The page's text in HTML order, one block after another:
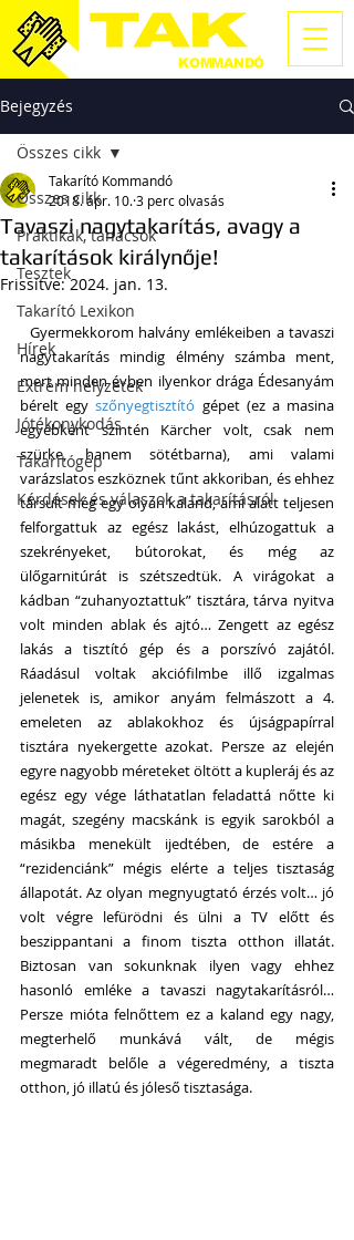
KOMMANDÓ
Bejegyzés
Összes cikk
Praktikák, tanácsok
Tesztek
Takarító Lexikon
Hírek
Extrém helyzetek
Jótékonykodás
Takarítógép
Kérdések és válaszok a takarításról
Összes cikk
Tavaszi nagytakarítás, avagy a
takarítások királynője!
Takarító Kommandó
2018. ápr. 10.3 perc olvasás
Frissítve:2024. jan. 13.
nagytakarítás mindig élmény számba ment,
mert minden évben ilyenkor drága Édesanyám
bérelt egy szőnyegtisztító gépet (ez a masina
egyébként szintén Kärcher volt, csak nem
szürke, hanem sötétbarna), ami valami
varázslatos eszköznek tűnt akkoriban, és ehhez
társult még egy olyan kaland, ami alatt teljesen
felforgattuk az egész lakást, elhúzogattuk a
szekrényeket, bútorokat, és még az
ülőgarnitúrát is szétszedtük. A virágokat a
kádban “zuhanyoztattuk” tisztára, tárva nyitva
volt minden ablak és ajtó… Zengett az egész
lakás a tisztító gép és a porszívó zajától.
Ráadásul voltak akciófilmbe illő izgalmas
jelenetek is, amikor anyám felmászott a 4.
emeleten az ablakokhoz és újságpapírral
tisztára nyekergette azokat. Persze az elején
egyre nagyobb méreteket öltött a kupleráj és az
egész egy vége láthatatlan feladattá nőtte ki
magát, szegény macskánk is egyik sarokból a
másikba menekült ijedtében, de estére a
“rezidenciánk” mégis elérte a teljes tisztaság
állapotát. Az olyan megnyugtató érzés volt… jó
volt végre lefürödni és ülni a TV előtt és
beszippantani a finom tiszta otthon illatát.
Biztosan van sokunknak ilyen vagy ehhez
hasonló emléke a tavaszi nagytakarításról…
Persze mióta felnőttem ez a kaland egy nagy,
megterhelő munkává vált, de mégis
megmaradt belőle a végeredmény, a tiszta
otthon, jó illatú és jóleső tisztasága.